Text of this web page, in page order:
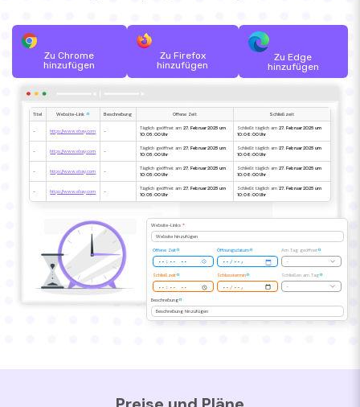
Zu Chrome
hinzufügen
Zu Firefox
hinzufügen
Zu Edge
hinzufügen
Titel Website-Link Beschreibung Offene Zeit Schließzeit
- https://www.ebay.com - Täglich geöffnet am27. Februar 2025 um
10:05:00 Uhr
Schließt täglich am27. Februar 2025 um
10:06:00 Uhr
- https://www.ebay.com - Täglich geöffnet am27. Februar 2025 um
10:05:00 Uhr
Schließt täglich am27. Februar 2025 um
10:06:00 Uhr
- https://www.ebay.com - Täglich geöffnet am27. Februar 2025 um
10:05:00 Uhr
Schließt täglich am27. Februar 2025 um
10:06:00 Uhr
- https://www.ebay.com - Täglich geöffnet am27. Februar 2025 um
10:05:00 Uhr
Schließt täglich am27. Februar 2025 um
10:06:00 Uhr
Website-Links *
Website hinzufügen
Offene Zeit Öffnungsdatum
Am Tag geöffnet
-
Schließzeit Schlusstermin
Schließen am Tag
-
Beschreibung
Beschreibung hinzufügen